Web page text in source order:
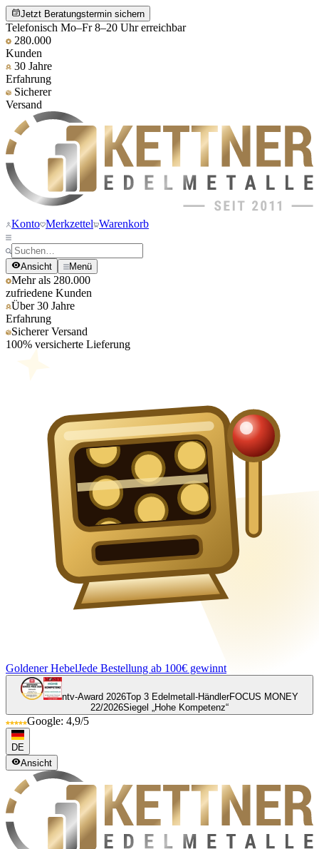
Jetzt Beratungstermin sichern
Telefonisch Mo–Fr 8–20 Uhr erreichbar
280.000
Kunden
30 Jahre
Erfahrung
Sicherer
Versand
Konto Merkzettel Warenkorb
Ansicht Menü
Mehr als 280.000
zufriedene Kunden
Über 30 Jahre
Erfahrung
Sicherer Versand
100% versicherte Lieferung
Goldener HebelJede Bestellung ab 100€ gewinnt
ntv-Award 2026Top 3 Edelmetall-HändlerFOCUS MONEY
22/2026Siegel „Hohe Kompetenz“
Google: 4,9/5
DE
Ansicht